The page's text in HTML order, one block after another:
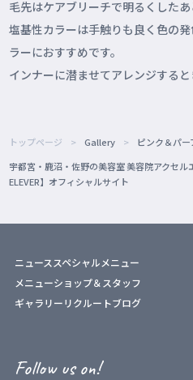
毛先はケアブリーチで明るくした
塩基性カラーは手触りも良く色の
ラーにおすすめです。
インナーに潜ませてアレンジする
トップページ Gallery
ピンク＆パー
宇都宮・鹿沼・佐野の美容室 美容院アクセル
ELEVER】オフィシャルサイト
ニュース スペシャルメニュー
メニューショップ＆スタッフ
ギャラリーリクルートブログ
Follow us on!